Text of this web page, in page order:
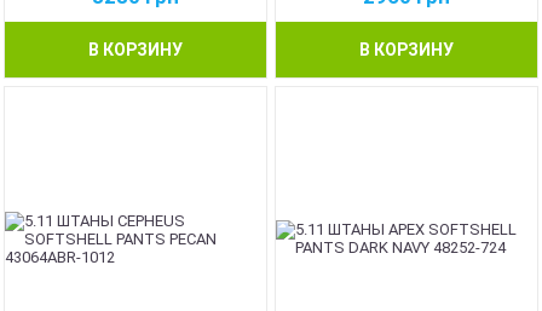
В КОРЗИНУ В КОРЗИНУ